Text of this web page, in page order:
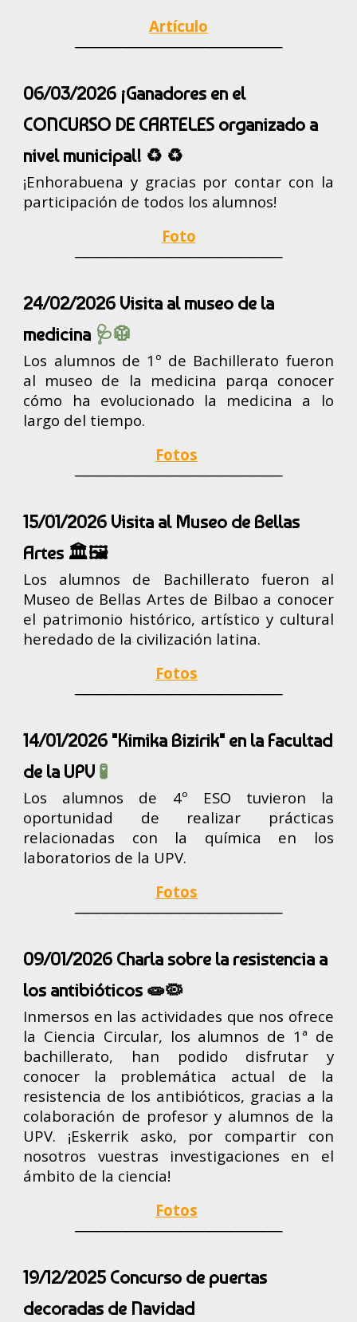
Artículo
────────────────────
06/03/2026 ¡Ganadores en el
CONCURSO DE CARTELES organizado a
nivel municipal! ♻️ ♻️
¡Enhorabuena y gracias por contar con la
participación de todos los alumnos!
Foto
────────────────────
24/02/2026 Visita al museo de la
medicina 🩺🥼
Los alumnos de 1º de Bachillerato fueron
al museo de la medicina parqa conocer
cómo ha evolucionado la medicina a lo
largo del tiempo.
Fotos
────────────────────
15/01/2026 Visita al Museo de Bellas
Artes 🏛️🖼️
Los alumnos de Bachillerato fueron al
Museo de Bellas Artes de Bilbao a conocer
el patrimonio histórico, artístico y cultural
heredado de la civilización latina.
Fotos
────────────────────
14/01/2026 "Kimika Bizirik" en la Facultad
de la UPV 🧪
Los alumnos de 4º ESO tuvieron la
oportunidad de realizar prácticas
relacionadas con la química en los
laboratorios de la UPV.
Fotos
────────────────────
09/01/2026 Charla sobre la resistencia a
los antibióticos 🧫🦠
Inmersos en las actividades que nos ofrece
la Ciencia Circular, los alumnos de 1ª de
bachillerato, han podido disfrutar y
conocer la problemática actual de la
resistencia de los antibióticos, gracias a la
colaboración de profesor y alumnos de la
UPV. ¡Eskerrik asko, por compartir con
nosotros vuestras investigaciones en el
ámbito de la ciencia!
Fotos
────────────────────
19/12/2025 Concurso de puertas
decoradas de Navidad